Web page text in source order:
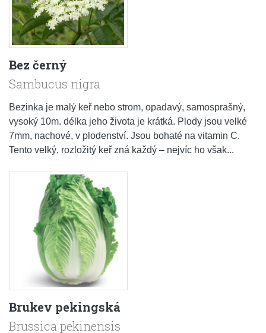
Bez černý
Sambucus nigra
Bezinka je malý keř nebo strom, opadavý, samosprašný,
vysoký 10m. délka jeho života je krátká. Plody jsou velké
7mm, nachové, v plodenství. Jsou bohaté na vitamin C.
Tento velký, rozložitý keř zná každý – nejvíc ho však...
Brukev pekingská
Brussica pekinensis